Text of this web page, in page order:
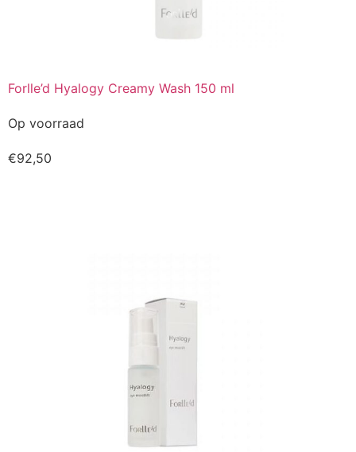
Forlle’d Hyalogy Creamy Wash 150 ml
Op voorraad
€92,50